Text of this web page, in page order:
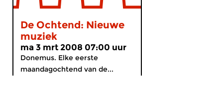
De Ochtend: Nieuwe
muziek
ma 3 mrt 2008 07:00 uur
Donemus. Elke eerste
maandagochtend van de...